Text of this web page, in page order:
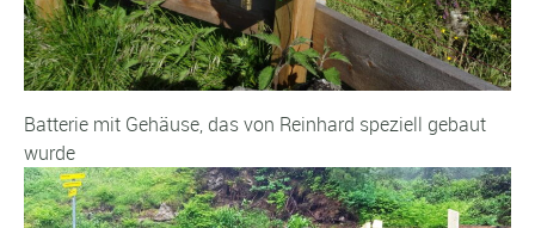
Batterie mit Gehäuse, das von Reinhard speziell gebaut
wurde